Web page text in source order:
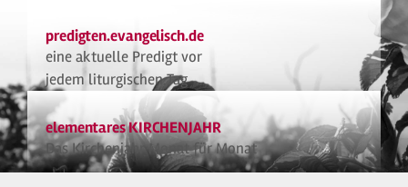
predigten.evangelisch.de
eine aktuelle Predigt vor
jedem liturgischen Tag
elementares KIRCHENJAHR
Das Kirchenjahr Monat für Monat